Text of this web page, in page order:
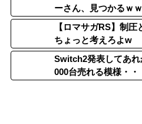
ーさん、見つかるｗ
【ロマサガRS】制
ちょっと考えろよw
Switch2発表してあ
000台売れる模様・・